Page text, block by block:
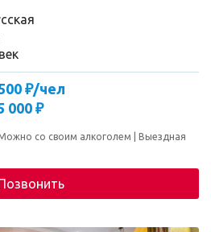
₽/чел
000 ₽
со своим алкоголем
Выездная